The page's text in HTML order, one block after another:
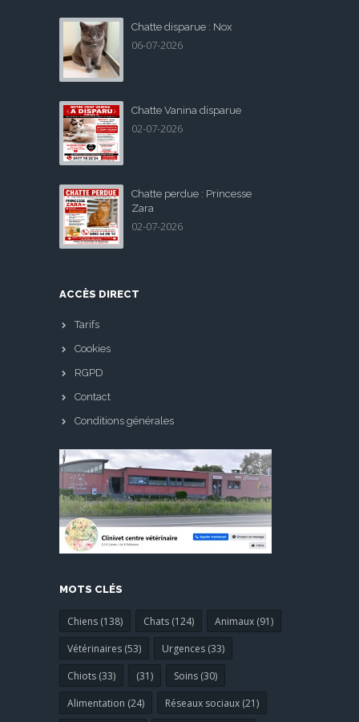
Chatte disparue : Nox
06-07-2026
Chatte Vanina disparue
02-07-2026
Chatte perdue : Princesse
Zara
02-07-2026
ACCÈS DIRECT
Tarifs
Cookies
RGPD
Contact
Conditions générales
MOTS CLÉS
Chiens (138) Chats (124)
Animaux (91)
Vétérinaires (53)
Urgences (33)
Chiots (33)
(31)
Soins (30)
Alimentation (24)
Réseaux sociaux (21)